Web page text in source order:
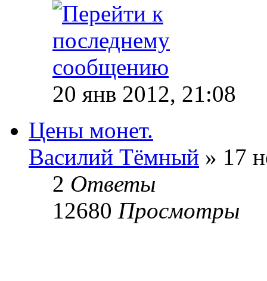
20 янв 2012, 21:08
Цены монет.
Василий Тёмный » 17
2 Ответы
12680 Просмотры